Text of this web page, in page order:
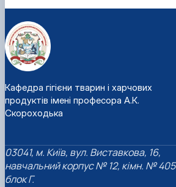
Кафедра гігієни тварин і харчових
продуктів імені професора А.К.
Скороходька
03041, м. Київ, вул. Виставкова, 16,
навчальний корпус № 12, кімн. № 405
блок Г.